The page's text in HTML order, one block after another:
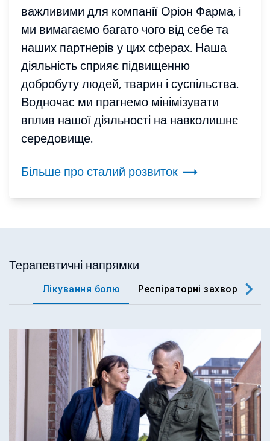
важливими для компанії Оріон Фарма, і
ми вимагаємо багато чого від себе та
наших партнерів у цих сферах. Наша
діяльність сприяє підвищенню
добробуту людей, тварин і суспільства.
Водночас ми прагнемо мінімізувати
вплив нашої діяльності на навколишнє
середовище.
Більше про сталий розвиток 
Терапевтичні напрямки
Лікування болю Респіраторні